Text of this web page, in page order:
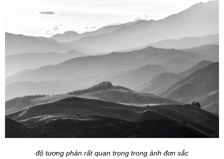
độ tương phản rất quan trọng trong ảnh đơn sắc